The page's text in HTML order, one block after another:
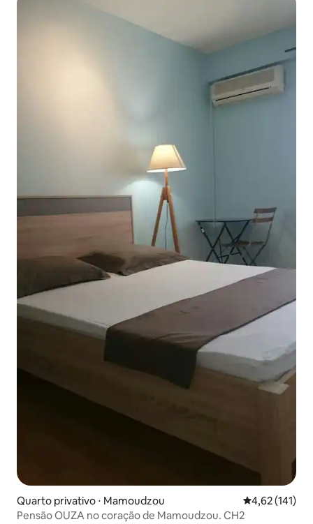
Quarto privativo ⋅ Mamoudzou 4,62 de uma
4,62 (141)
Pensão OUZA no coração de Mamoudzou. CH2